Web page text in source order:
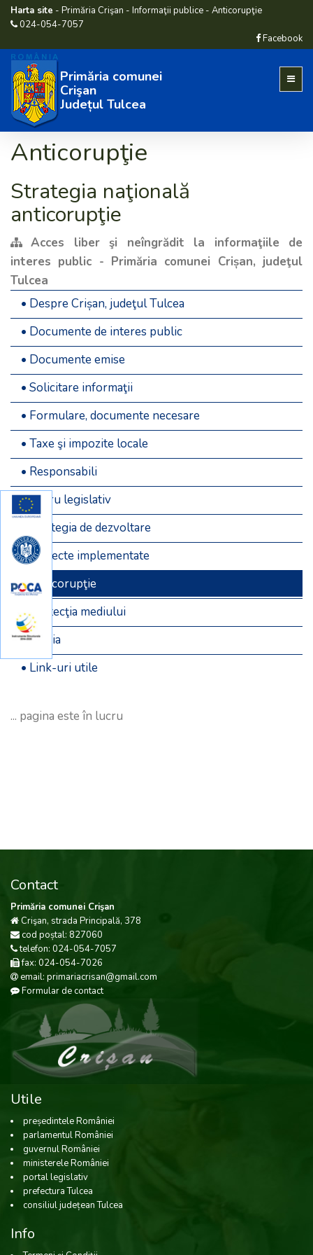
Harta site - Primăria Crişan - Informaţii publice - Anticorupţie
024-054-7057
Facebook
Primăria comunei
Crişan
Județul Tulcea
Anticorupţie
Strategia naţională
anticorupţie
Acces liber şi neîngrădit la informaţiile de
interes public - Primăria comunei Crișan, judeţul
Tulcea
• Despre Crișan, judeţul Tulcea
• Documente de interes public
• Documente emise
• Solicitare informaţii
• Formulare, documente necesare
• Taxe şi impozite locale
• Responsabili
• Cadru legislativ
• Strategia de dezvoltare
• Proiecte implementate
• Anticorupţie
• Protecţia mediului
• Media
• Link-uri utile
... pagina este în lucru
Contact
Primăria comunei Crişan
Crişan, strada Principală, 378
cod poștal: 827060
telefon: 024-054-7057
fax: 024-054-7026
email: primariacrisan@gmail.com
Formular de contact
Utile
președintele României
parlamentul României
guvernul României
ministerele României
portal legislativ
prefectura Tulcea
consiliul județean Tulcea
Info